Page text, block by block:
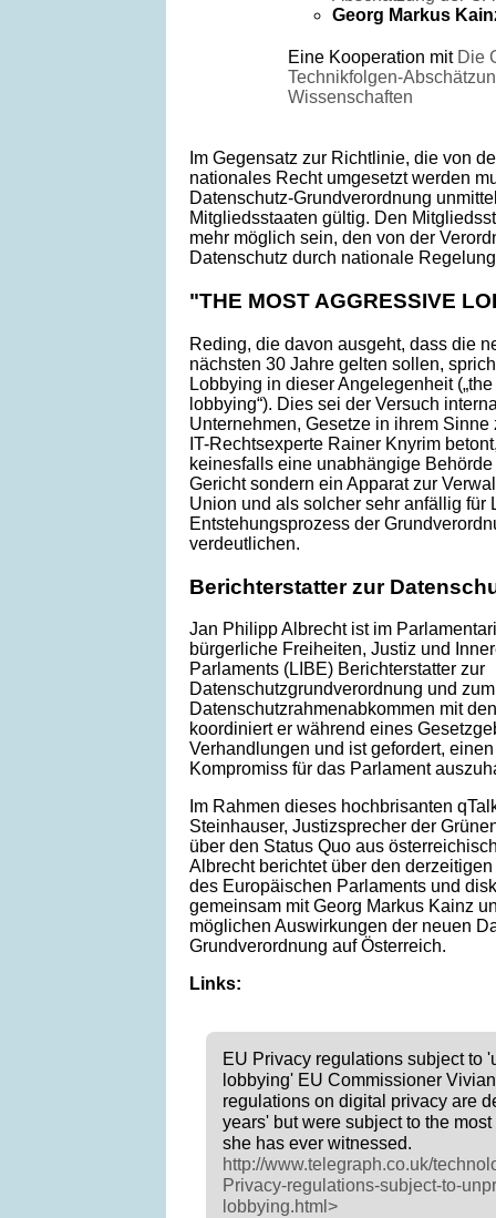
Georg Markus
Eine Kooperation mit Die
Technikfolgen-
Wissenschaften
Im Gegensatz zur Richtlinie, die von
nationales Recht umgesetzt werden
Datenschutz-Grundverordnung
Mitgliedsstaaten gültig. Den
mehr möglich sein, den von der
Datenschutz durch nationale
"THE MOST AGGRESSIVE
Reding, die davon ausgeht, dass die
nächsten 30 Jahre gelten sollen,
Lobbying in dieser Angelegenheit
lobbying“). Dies sei der Versuch
Unternehmen, Gesetze in ihrem Sinne
IT-Rechtsexperte Rainer Knyrim
keinesfalls eine unabhängige
Gericht sondern ein Apparat zur
Union und als solcher sehr anfällig für
Entstehungsprozess der
verdeutlichen.
Berichterstatter zur
Jan Philipp Albrecht ist im
bürgerliche Freiheiten, Justiz und
Parlaments (LIBE) Berichterstatter zur
Datenschutzgrundverordnung und
Datenschutzrahmenabkommen mit
koordiniert er während eines
Verhandlungen und ist gefordert,
Kompromiss für das Parlament
Im Rahmen dieses hochbrisanten
Steinhauser, Justizsprecher der
über den Status Quo aus
Albrecht berichtet über den
des Europäischen Parlaments und
gemeinsam mit Georg Markus Kainz
möglichen Auswirkungen der neuen
Grundverordnung auf Österreich.
Links:
EU Privacy regulations subject to
lobbying' EU Commissioner
regulations on digital privacy are
years' but were subject to the
she has ever witnessed.
http://www.telegraph.co.uk/
Privacy-regulations-subject-to-
lobbying.html>